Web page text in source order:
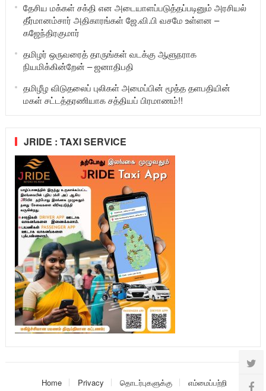
தேசிய மக்கள் சக்தி என அடையாளப்படுத்தப்படினும் அரசியல்
தீர்மானம்சார் அதிகாரங்கள் ஜே.வி.பி வசமே உள்ளன –
கஜேந்திரகுமார்
தமிழர் ஒருவரைத் தாருங்கள் வடக்கு ஆளுநராக
நியமிக்கின்றேன் – ஜனாதிபதி
தமிழீழ விடுதலைப் புலிகள் அமைப்பின் மூத்த தளபதியின்
மகள் சட்டத்தரணியாக சத்தியப் பிரமாணம்!!
JRIDE : TAXI SERVICE
Home Privacy தொடர்புகளுக்கு எம்மைப்பற்றி